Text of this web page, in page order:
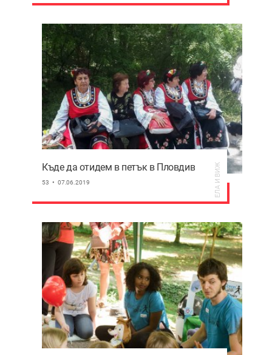
Къде да отидем в петък в Пловдив
53 07.06.2019 ЕЛА И ВИЖ